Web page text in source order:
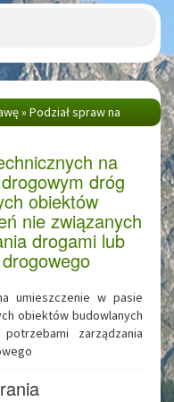
» Podział spraw na
na
dróg
obiektów
nie związanych
drogami lub
umieszczenie w pasie
obiektów budowlanych
zarządzania